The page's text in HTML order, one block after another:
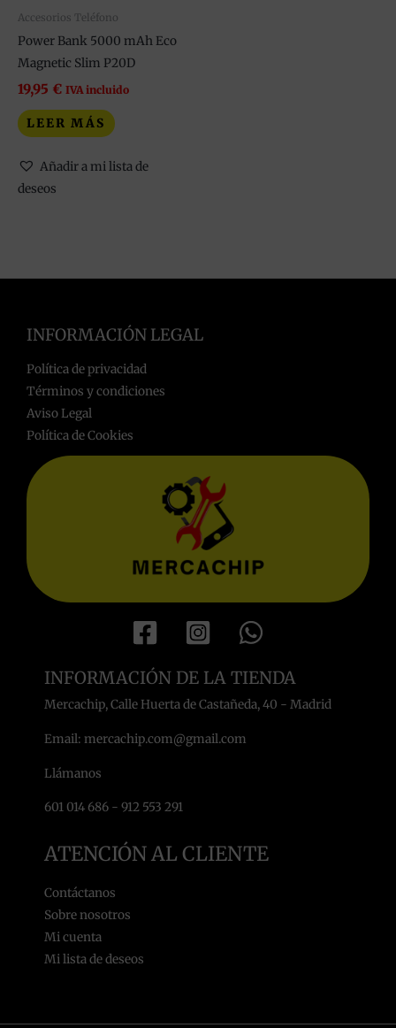
Accesorios Teléfono
Power Bank 5000 mAh Eco
Magnetic Slim P20D
19,95 € IVA incluido
LEER MÁS
Añadir a mi lista de
deseos
INFORMACIÓN LEGAL
Política de privacidad
Términos y condiciones
Aviso Legal
Política de Cookies
INFORMACIÓN DE LA TIENDA
Mercachip, Calle Huerta de Castañeda, 40 - Madrid
Email: mercachip.com@gmail.com
Llámanos
601 014 686 - 912 553 291
ATENCIÓN AL CLIENTE
Contáctanos
Sobre nosotros
Mi cuenta
Mi lista de deseos